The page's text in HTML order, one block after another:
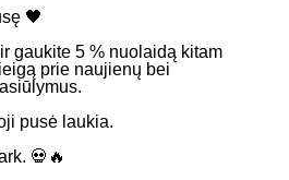
& Nuostatos
politika
užklausos
🖤
gaukite 5 % nuolaidą kitam
prie naujienų bei
pusė laukia.
💀🔥